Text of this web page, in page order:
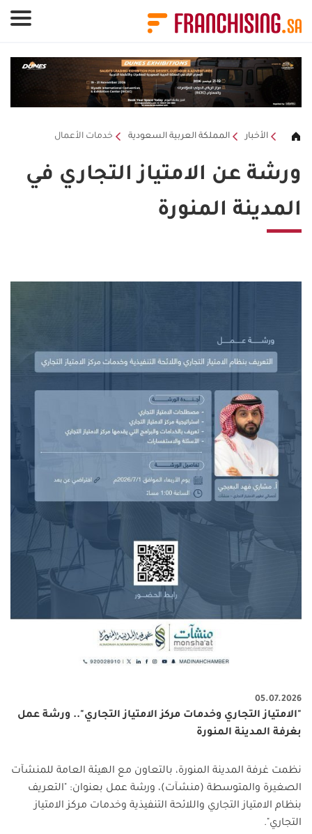
الأخبار المملكة العربية السعودية خدمات الأعمال
ورشة عن الامتياز التجاري في
المدينة المنورة
05.07.2026
"الامتياز التجاري وخدمات مركز الامتياز التجاري".. ورشة عمل
بغرفة المدينة المنورة
نظمت غرفة المدينة المنورة، بالتعاون مع الهيئة العامة للمنشآت
الصغيرة والمتوسطة (منشآت)، ورشة عمل بعنوان: "التعريف
بنظام الامتياز التجاري واللائحة التنفيذية وخدمات مركز الامتياز
التجاري ".
لوحة إدارة ملفات تعريف الارتباط